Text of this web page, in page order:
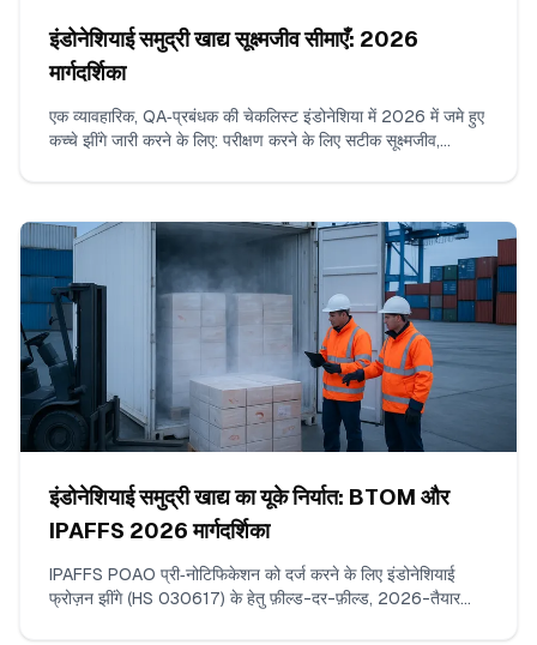
इंडोनेशियाई समुद्री खाद्य सूक्ष्मजीव सीमाएँ: 2026
मार्गदर्शिका
एक व्यावहारिक, QA‑प्रबंधक की चेकलिस्ट इंडोनेशिया में 2026 में जमे हुए
कच्चे झींगे जारी करने के लिए: परीक्षण करने के लिए सटीक सूक्ष्मजीव,
इंडोनेशियाई समुद्री खाद्य का यूके निर्यात: BTOM और
IPAFFS 2026 मार्गदर्शिका
IPAFFS POAO प्री‑नोटिफिकेशन को दर्ज करने के लिए इंडोनेशियाई
फ्रोज़न झींगे (HS 030617) के हेतु फ़ील्ड-दर-फ़ील्ड, 2026-तैयार